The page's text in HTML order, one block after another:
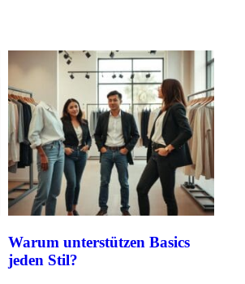
Warum unterstützen Basics
jeden Stil?